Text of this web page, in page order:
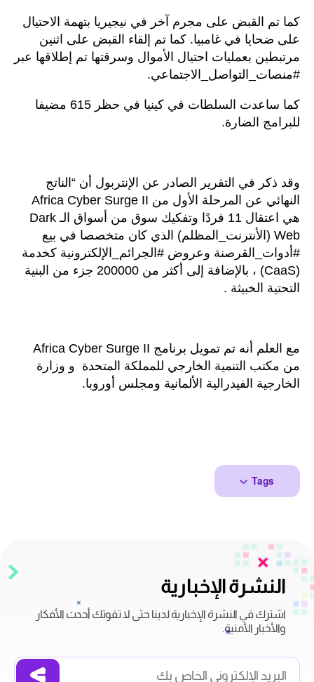
كما تم القبض على مجرم آخر في نيجيريا بتهمة الاحتيال
على ضحايا في غامبيا. كما تم إلقاء القبض على اثنين
مرتبطين بعمليات احتيال الأموال وسرقتها تم إطلاقها عبر
#منصات_التواصل_الاجتماعي.
كما ساعدت السلطات في كينيا في حظر 615 مضيفا
للبرامج الضارة.
وقد ذكر في التقرير الصادر عن الإنتربول أن “الناتج
النهائي عن المرحلة الأول من Africa Cyber Surge II
هي اعتقال 11 فردًا وتفكيك سوق من أسواق الـ Dark
Web (الأنترنت_المظلم) الذي كان متخصصا في بيع
#أدوات_القرصنة وعروض #الجرائم_الإلكترونية كخدمة
(CaaS) ، بالإضافة إلى أكثر من 200000 جزء من البنية
التحتية الخبيثة .
مع العلم أنه تم تمويل برنامج Africa Cyber ​​Surge II
من مكتب التنمية الخارجي للمملكة المتحدة و وزارة
الخارجية الفيدرالية الألمانية ومجلس أوروبا.
Tags
النشرة الإخبارية
اشترك في النشرة الإخبارية لدينا حتى لا تفوتك أحدث الأفكار
والأخبار الأمنية.